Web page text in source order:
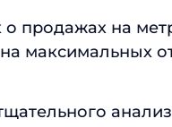
о продажах на
максимальных